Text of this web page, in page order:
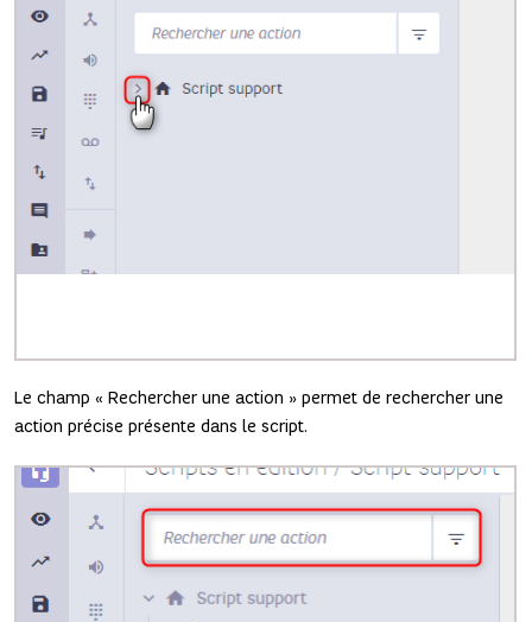
Le champ « Rechercher une action » permet de rechercher une
action précise présente dans le script.